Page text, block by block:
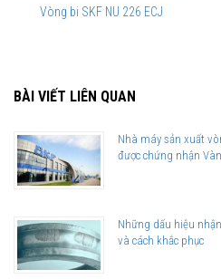
Vòng bi SKF NU 226 ECJ
BÀI VIẾT LIÊN QUAN
Nhà máy sản xuất
được chứng nhận
Những dấu hiệu
và cách khắc phục